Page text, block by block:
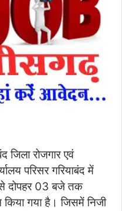
जिला रोजगार एवं
परिसर गरियाबंद में
से दोपहर 03 बजे तक
गया है। जिसमें निजी